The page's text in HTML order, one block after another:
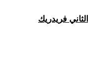
فريدريك